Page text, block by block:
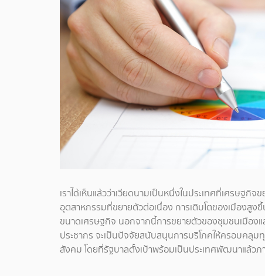
เราได้เห็นแล้วว่าเวียดนามเป็นหนึ่งในประเทศที่เศรษฐ
อุตสาหกรรมที่ขยายตัวต่อเนื่อง การเติบโตของเมืองสู
ขนาดเศรษฐกิจ นอกจากนี้การขยายตัวของชุมชนเมือง
ประชากร จะเป็นปัจจัยสนับสนุนการบริโภคให้ครอบคลุม
สังคม โดยที่รัฐบาลตั้งเป้าพร้อมเป็นประเทศพัฒนาแล้วภ